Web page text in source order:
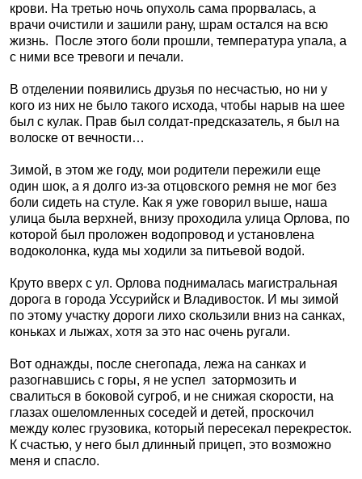
крови. На третью ночь опухоль сама прорвалась, а
врачи очистили и зашили рану, шрам остался на всю
жизнь.
После этого боли прошли, температура упала, а
с ними все тревоги и печали.
В отделении появились друзья по несчастью, но ни у
кого из них не было такого исхода, чтобы нарыв на шее
был с кулак. Прав был солдат-предсказатель, я был на
волоске от вечности…
Зимой, в этом же году, мои родители пережили еще
один шок, а я долго из-за отцовского ремня не мог без
боли сидеть на стуле. Как я уже говорил выше, наша
улица была верхней, внизу проходила улица Орлова, по
которой был проложен водопровод и установлена
водоколонка, куда мы ходили за питьевой водой.
Круто вверх с ул. Орлова поднималась магистральная
дорога в города Уссурийск и Владивосток. И мы зимой
по этому участку дороги лихо скользили вниз на санках,
коньках и лыжах, хотя за это нас очень ругали.
Вот однажды, после снегопада, лежа на санках и
разогнавшись с горы, я не успел затормозить и
свалиться в боковой сугроб, и не снижая скорости, на
глазах ошеломленных соседей и детей, проскочил
между колес грузовика, который пересекал перекресток.
К счастью, у него был длинный прицеп, это возможно
меня и спасло.